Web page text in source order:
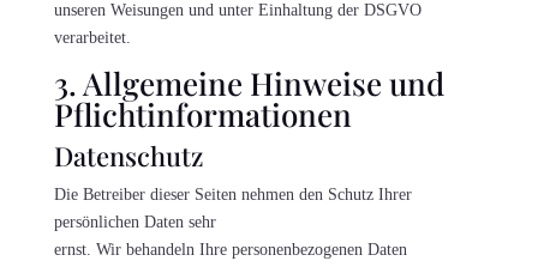
unseren Weisungen und unter Einhaltung der DSGVO
verarbeitet.
3. Allgemeine Hinweise und
Pflicht­informationen
Datenschutz
Die Betreiber dieser Seiten nehmen den Schutz Ihrer
persönlichen Daten sehr
ernst. Wir behandeln Ihre personenbezogenen Daten